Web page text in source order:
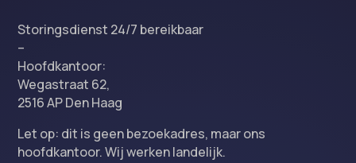
Storingsdienst 24/7 bereikbaar
–
Hoofdkantoor:
Wegastraat 62,
2516 AP Den Haag
Let op: dit is geen bezoekadres, maar ons
hoofdkantoor. Wij werken landelijk.